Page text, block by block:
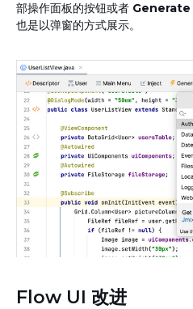
部操作面板的按钮或者 Generate
也是以弹窗的方式展示。
Flow UI 改进